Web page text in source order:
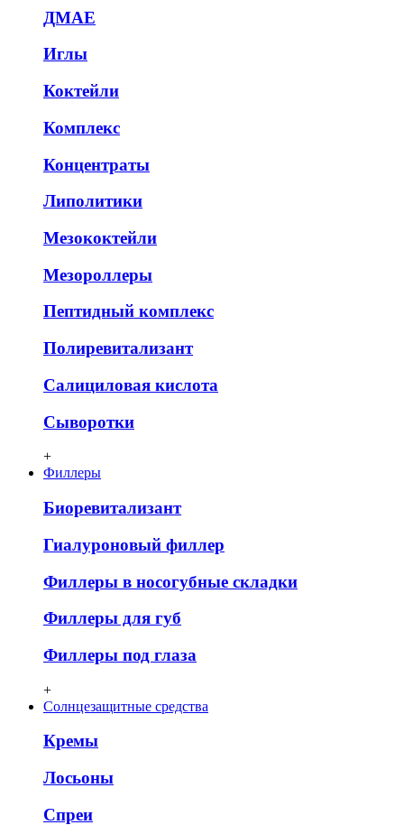
ДМАЕ
Иглы
Коктейли
Комплекс
Концентраты
Липолитики
Мезококтейли
Мезороллеры
Пептидный комплекс
Полиревитализант
Салициловая кислота
Сыворотки
+
Филлеры
Биоревитализант
Гиалуроновый филлер
Филлеры в носогубные складки
Филлеры для губ
Филлеры под глаза
+
Солнцезащитные средства
Кремы
Лосьоны
Спреи